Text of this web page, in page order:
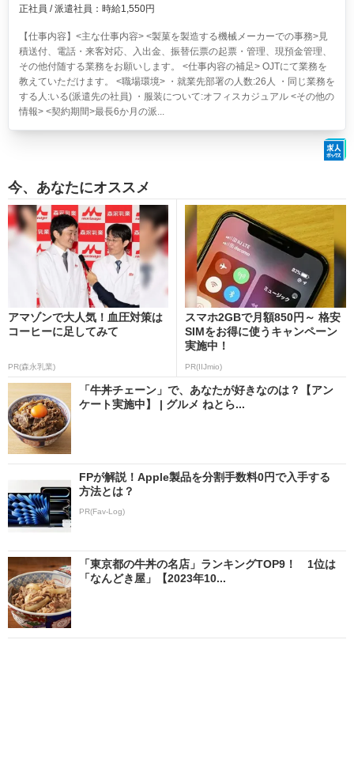
正社員 / 派遣社員：時給1,550円
【仕事内容】<主な仕事内容> <製菓を製造する機械メーカーでの事務>見
積送付、電話・来客対応、入出金、振替伝票の起票・管理、現預金管理、
その他付随する業務をお願いします。 <仕事内容の補足> OJTにて業務を
教えていただけます。 <職場環境> ・就業先部署の人数:26人 ・同じ業務を
する人:いる(派遣先の社員) ・服装について:オフィスカジュアル <その他の
情報> <契約期間>最長6か月の派...
今、あなたにオススメ
アマゾンで大人気！血圧対策は
コーヒーに足してみて
PR(森永乳業)
スマホ2GBで月額850円～ 格安
SIMをお得に使うキャンペーン
実施中！
PR(IIJmio)
「牛丼チェーン」で、あなたが好きなのは？【アン
ケート実施中】 | グルメ ねとら...
FPが解説！Apple製品を分割手数料0円で入手する
方法とは？
PR(Fav-Log)
「東京都の牛丼の名店」ランキングTOP9！ 1位は
「なんどき屋」【2023年10...